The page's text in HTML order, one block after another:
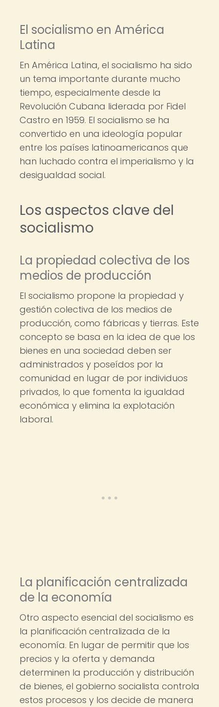
El socialismo en América
Latina
En América Latina, el socialismo ha sido
un tema importante durante mucho
tiempo, especialmente desde la
Revolución Cubana liderada por Fidel
Castro en 1959. El socialismo se ha
convertido en una ideología popular
entre los países latinoamericanos que
han luchado contra el imperialismo y la
desigualdad social.
Los aspectos clave del
socialismo
La propiedad colectiva de los
medios de producción
El socialismo propone la propiedad y
gestión colectiva de los medios de
producción, como fábricas y tierras. Este
concepto se basa en la idea de que los
bienes en una sociedad deben ser
administrados y poseídos por la
comunidad en lugar de por individuos
privados, lo que fomenta la igualdad
económica y elimina la explotación
laboral.
La planificación centralizada
de la economía
Otro aspecto esencial del socialismo es
la planificación centralizada de la
economía. En lugar de permitir que los
precios y la oferta y demanda
determinen la producción y distribución
de bienes, el gobierno socialista controla
estos procesos y los decide de manera